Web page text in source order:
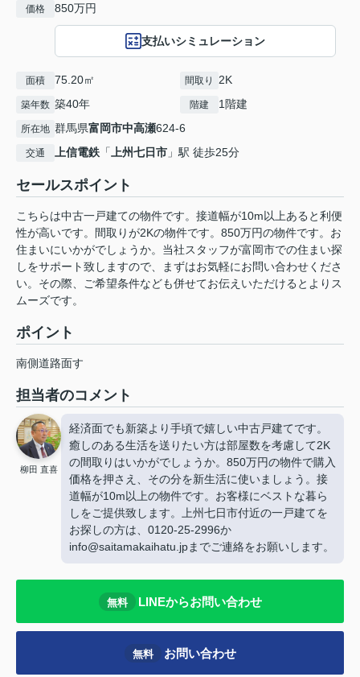
価格 850万円
支払いシミュレーション
面積 75.20㎡ 間取り 2K
築年数 築40年 階建 1階建
所在地 群馬県富岡市中高瀬624-6
交通 上信電鉄 「 上州七日市 」駅 徒歩25分
セールスポイント
こちらは中古一戸建ての物件です。接道幅が10m以上あると利便
性が高いです。間取りが2Kの物件です。850万円の物件です。お
住まいにいかがでしょうか。当社スタッフが富岡市での住まい探
しをサポート致しますので、まずはお気軽にお問い合わせくださ
い。その際、ご希望条件なども併せてお伝えいただけるとよりス
ムーズです。
ポイント
南側道路面す
担当者のコメント
柳田 直喜
経済面でも新築より手頃で嬉しい中古戸建てです。
癒しのある生活を送りたい方は部屋数を考慮して2K
の間取りはいかがでしょうか。850万円の物件で購入
価格を押さえ、その分を新生活に使いましょう。接
道幅が10m以上の物件です。お客様にベストな暮ら
しをご提供致します。上州七日市付近の一戸建てを
お探しの方は、0120-25-2996か
info@saitamakaihatu.jpまでご連絡をお願いします。
無料 LINEからお問い合わせ
無料 お問い合わせ